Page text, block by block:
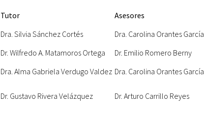
Tutor
Asesores
Dra. Silvia Sánchez Cortés Dra. Carolina Orantes García
Dr. Wilfredo A. Matamoros Ortega Dr. Emilio Romero Berny
Dra. Alma Gabriela Verdugo Valdez Dra. Carolina Orantes García
Dr. Gustavo Rivera Velázquez Dr. Arturo Carrillo Reyes